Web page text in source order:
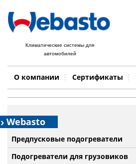
Климатические системы для
автомобилей
О компании Сертификаты
Быстрый поиск:
Примеры работ
Webasto
Предпусковые подогреватели
Подогреватели для грузовиков